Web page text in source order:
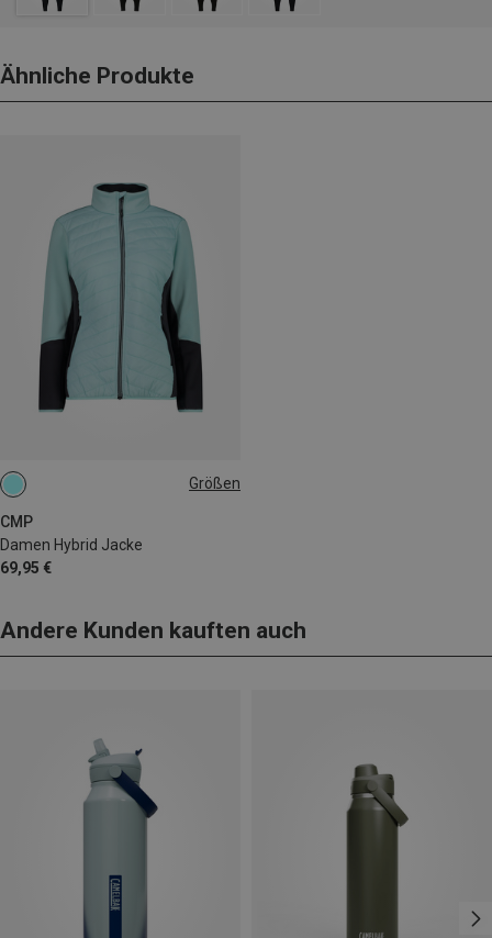
Ähnliche Produkte
Größen
CMP
Damen Hybrid Jacke
69,95 €
XS
Andere Kunden kauften auch